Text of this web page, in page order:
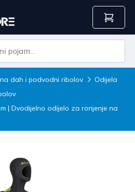
dah i podvodni ribolov
Odijela
| Dvodijelno odijelo za ronjenje na